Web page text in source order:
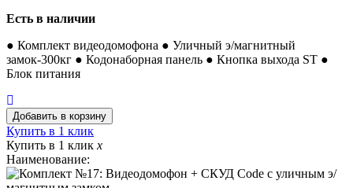
Есть в наличии
● Комплект видеодомофона ● Уличный э/магнитный
замок-300кг ● Кодонаборная панель ● Кнопка выхода ST ●
Блок питания
Купить в 1 клик
Купить в 1 клик x
Наименование: